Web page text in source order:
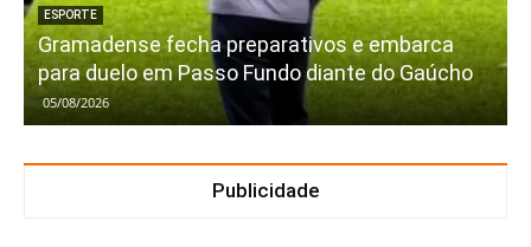
ESPORTE
Gramadense fecha preparativos e embarca
para duelo em Passo Fundo diante do Gaúcho
05/08/2026
Publicidade